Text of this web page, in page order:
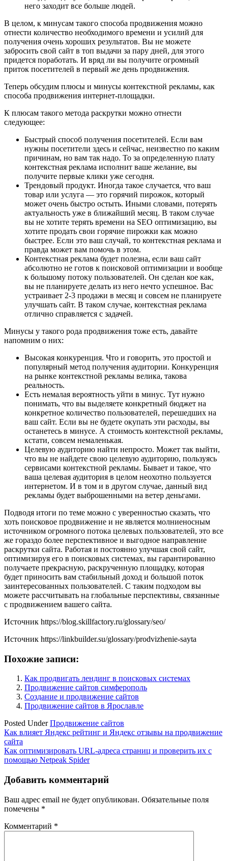
него заходит все больше людей.
В целом, к минусам такого способа продвижения можно
отнести количество необходимого времени и усилий для
получения очень хороших результатов. Вы не можете
забросить свой сайт в топ выдачи за пару дней, для этого
придется поработать. И вряд ли вы получите огромный
приток посетителей в первый же день продвижения.
Теперь обсудим плюсы и минусы контекстной рекламы, как
способа продвижения интернет-площадки.
К плюсам такого метода раскрутки можно отнести
следующее:
Быстрый способ получения посетителей. Если вам
нужны посетители здесь и сейчас, неизвестно по каким
причинам, но вам так надо. То за определенную плату
контекстная реклама исполнит ваше желание, вы
получите первые клики уже сегодня.
Трендовый продукт. Иногда такое случается, что ваш
товар или услуга — это горячий пирожок, который
может очень быстро остыть. Иными словами, потерять
актуальность уже в ближайший месяц. В таком случае
вы не хотите терять времени на SEO оптимизацию, вы
хотите продать свои горячие пирожки как можно
быстрее. Если это ваш случай, то контекстная реклама и
правда может вам помочь в этом.
Контекстная реклама будет полезна, если ваш сайт
абсолютно не готов к поисковой оптимизации и вообще
к большому потоку пользователей. Он сделан кое как,
вы не планируете делать из него нечто успешное. Вас
устраивает 2-3 продажи в месяц и совсем не планируете
улучшать сайт. В таком случае, контекстная реклама
отлично справляется с задачей.
Минусы у такого рода продвижения тоже есть, давайте
напомним о них:
Высокая конкуренция. Что и говорить, это простой и
популярный метод получения аудитории. Конкуренция
на рынке контекстной рекламы велика, такова
реальность.
Есть немалая вероятность уйти в минус. Тут нужно
понимать, что вы выделяете конкретный бюджет на
конкретное количество пользователей, перешедших на
ваш сайт. Если вы не будете окупать эти расходы, вы
останетесь в минусе. А стоимость контекстной рекламы,
кстати, совсем немаленькая.
Целевую аудиторию найти непросто. Может так выйти,
что вы не найдете свою целевую аудиторию, пользуясь
сервисами контекстной рекламы. Бывает и такое, что
ваша целевая аудитория в целом неохотно пользуется
интернетом. И в том и в другом случае, данный вид
рекламы будет выброшенными на ветер деньгами.
Подводя итоги по теме можно с уверенностью сказать, что
хоть поисковое продвижение и не является молниеносным
источником огромного потока целевых пользователей, это все
же гораздо более перспективное и выгодное направление
раскрутки сайта. Работая и постоянно улучшая свой сайт,
оптимизируя его в поисковых системах, вы гарантированно
получаете прекрасную, раскрученную площадку, которая
будет приносить вам стабильный доход и большой поток
заинтересованных пользователей. С таким подходом вы
можете рассчитывать на глобальные перспективы, связанные
с продвижением вашего сайта.
Источник https://blog.skillfactory.ru/glossary/seo/
Источник https://linkbuilder.su/glossary/prodvizhenie-sayta
Похожие записи:
Как продвигать лендинг в поисковых системах
Продвижение сайтов симферополь
Создание и продвижение сайтов
Продвижение сайтов в Ярославле
Posted UnderПродвижение сайтов
Навигация
по
записям
Как влияет Яндекс рейтинг и Яндекс отзывы на продвижение
сайта
Как оптимизировать URL-адреса страниц и проверить их с
помощью Netpeak Spider
Добавить комментарий
Ваш адрес email не будет опубликован. Обязательные поля
помечены *
Комментарий *